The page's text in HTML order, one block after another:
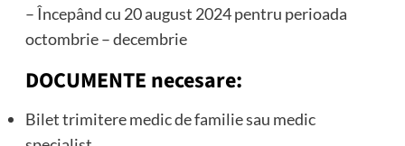
– Începând cu 20 august 2024 pentru perioada
octombrie – decembrie
DOCUMENTE necesare:
Bilet trimitere medic de familie sau medic